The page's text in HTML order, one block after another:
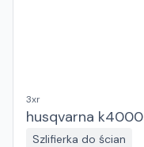
3xr
husqvarna k4000
Szlifierka do ścian